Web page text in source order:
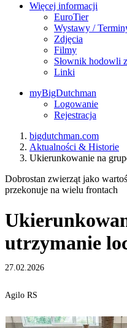
Więcej informacji
EuroTier
Wystawy /
Zdjęcia
Filmy
Słownik hodowli
Linki
myBigDutchman
Logowanie
Rejestracja
bigdutchman.com
Aktualności & Historie
Ukierunkowanie na
Dobrostan zwierząt jako
przekonuje na wielu frontach
utrzymanie
27.02.2026
Agilo RS